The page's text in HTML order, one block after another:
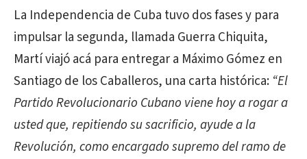
La Independencia de Cuba tuvo dos fases y para
impulsar la segunda, llamada Guerra Chiquita,
Martí viajó acá para entregar a Máximo Gómez en
Santiago de los Caballeros, una carta histórica: “El
Partido Revolucionario Cubano viene hoy a rogar a
usted que, repitiendo su sacrificio, ayude a la
Revolución, como encargado supremo del ramo de